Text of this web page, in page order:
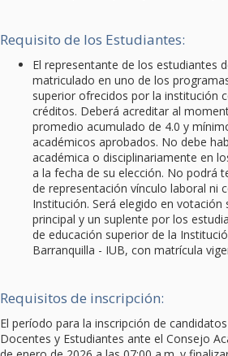
Requisito de los Estudiantes:
El representante de los estudiantes
matriculado en uno de los
superior ofrecidos por la institución
créditos. Deberá acreditar al
promedio acumulado de 4.0 y
académicos aprobados. No debe
académica o disciplinariamente en
a la fecha de su elección. No podrá
de representación vínculo laboral ni
Institución. Será elegido en votación
principal y un suplente por los
de educación superior de la
Barranquilla - IUB, con matrícula
Requisitos de inscripción:
El período para la inscripción de
Docentes y Estudiantes ante el Consejo